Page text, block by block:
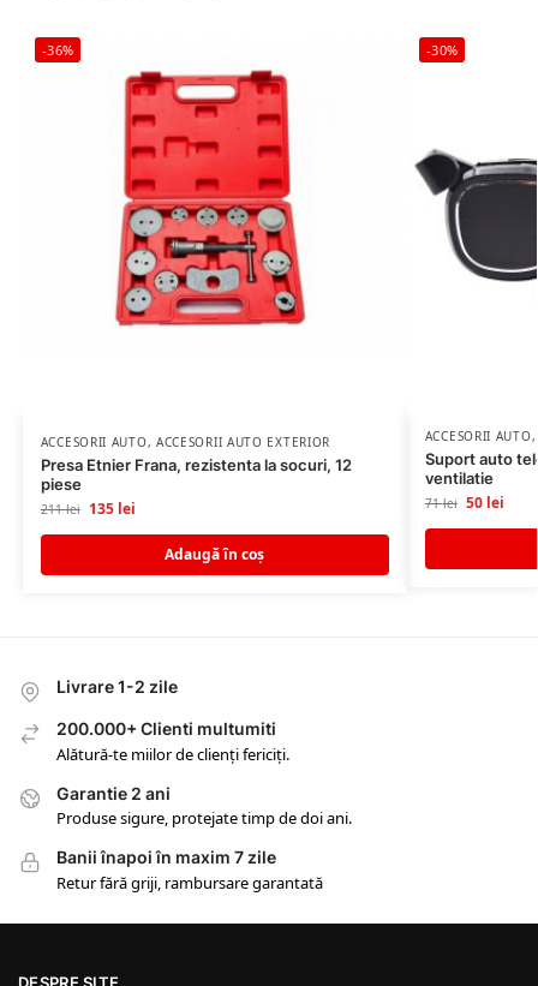
-36%
ACCESORII AUTO, ACCESORII AUTO EXTERIOR
Presa Etnier Frana, rezistenta la socuri, 12
piese
211lei 135 lei
Adaugă în coș
-30%
ACCESORII AUTO
Suport auto
ventilatie
71lei 50 lei
Livrare 1-2 zile
200.000+ Clienti multumiti
Alătură-te miilor de clienți fericiți.
Garantie 2 ani
Produse sigure, protejate timp de doi ani.
Banii înapoi în maxim 7 zile
Retur fără griji, rambursare garantată